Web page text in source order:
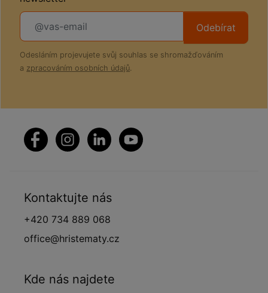
Odebírat
Odesláním projevujete svůj souhlas se shromažďováním
a zpracováním osobních údajů.
Kontaktujte nás
+420 734 889 068
office@hristematy.cz
Kde nás najdete